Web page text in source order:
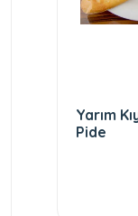
Yarım
Pide